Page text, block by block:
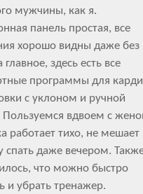
мужчины, как я.
панель простая, все
хорошо видны даже без
главное, здесь есть все
программы для
с уклоном и ручной
вдвоем с
работает тихо, не мешает
спать даже вечером.
что можно быстро
и убрать тренажер.